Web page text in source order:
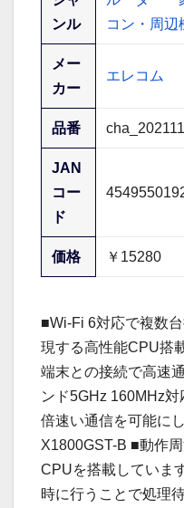
ンル
コン・周辺
メー
カー
エレコム
品番
JAN
コー
ド
価格 ￥15280
■Wi-Fi 6対応で複数
現する高性能CPU搭
端末との接続で高速
ンド5GHz 160MHz
倍速い通信を可能に
X1800GST-B ■動作
CPUを搭載していま
時に行うことで処理